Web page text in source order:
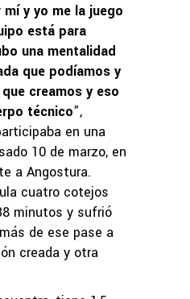
y yo me la juego
está para
una mentalidad
que podíamos y
creamos y eso
técnico”,
en una
10 de marzo, en
a Angostura.
cuatro cotejos
minutos y sufrió
de ese pase a
creada y otra